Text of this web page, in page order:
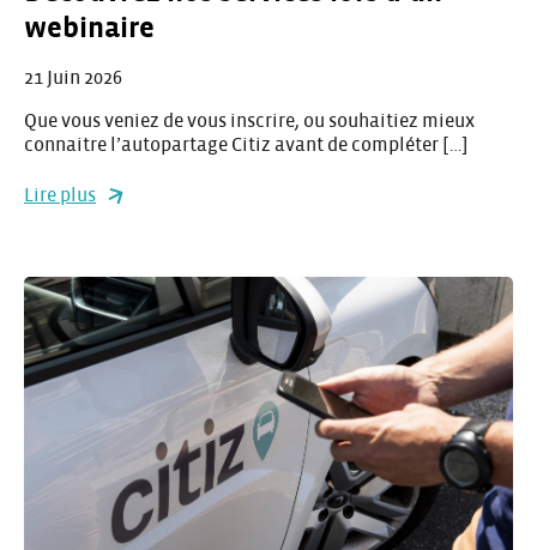
webinaire
21 Juin 2026
Que vous veniez de vous inscrire, ou souhaitiez mieux
connaitre l’autopartage Citiz avant de compléter […]
Lire plus